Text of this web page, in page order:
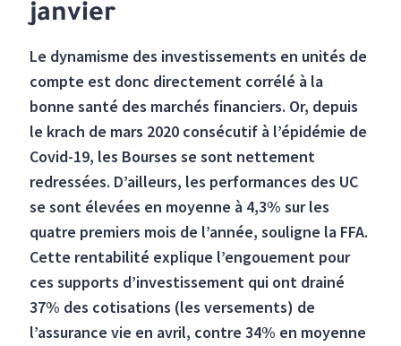
janvier
Le dynamisme des investissements en unités de
compte est donc directement corrélé à la
bonne santé des marchés financiers. Or, depuis
le krach de mars 2020 consécutif à l’épidémie de
Covid-19, les Bourses se sont nettement
redressées. D’ailleurs, les performances des UC
se sont élevées en moyenne à 4,3% sur les
quatre premiers mois de l’année, souligne la FFA.
Cette rentabilité explique l’engouement pour
ces supports d’investissement qui ont drainé
37% des cotisations (les versements) de
l’assurance vie en avril, contre 34% en moyenne